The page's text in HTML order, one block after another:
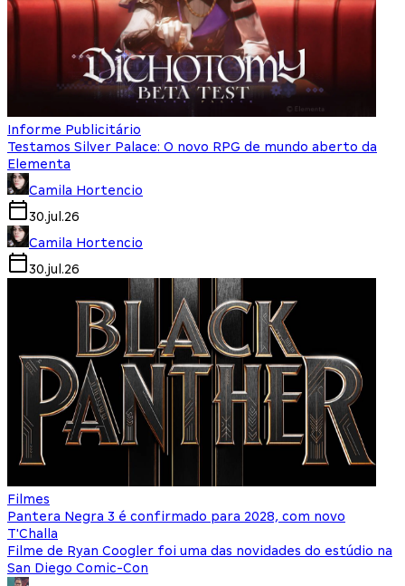
Informe Publicitário
Testamos Silver Palace: O novo RPG de mundo aberto da
Elementa
Camila Hortencio
30.jul.26
Camila Hortencio
30.jul.26
Filmes
Pantera Negra 3 é confirmado para 2028, com novo
T'Challa
Filme de Ryan Coogler foi uma das novidades do estúdio na
San Diego Comic-Con